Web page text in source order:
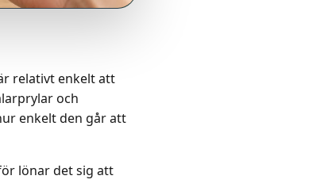
relativt enkelt att
och
enkelt den går att
lönar det sig att